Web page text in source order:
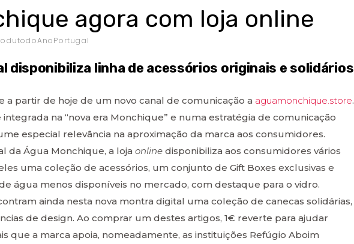
agora com loja online
disponibiliza linha de acessórios originais e solidários
a partir de hoje de um novo canal de comunicação a aguamonchique.store.
na “nova era Monchique” e numa estratégia de comunicação
especial relevância na aproximação da marca aos consumidores.
da Água Monchique, a loja online disponibiliza aos consumidores vários
uma coleção de acessórios, um conjunto de Gift Boxes exclusivas e
água menos disponíveis no mercado, com destaque para o vidro.
ainda nesta nova montra digital uma coleção de canecas solidárias,
de design. Ao comprar um destes artigos, 1€ reverte para ajudar
que a marca apoia, nomeadamente, as instituições Refúgio Aboim